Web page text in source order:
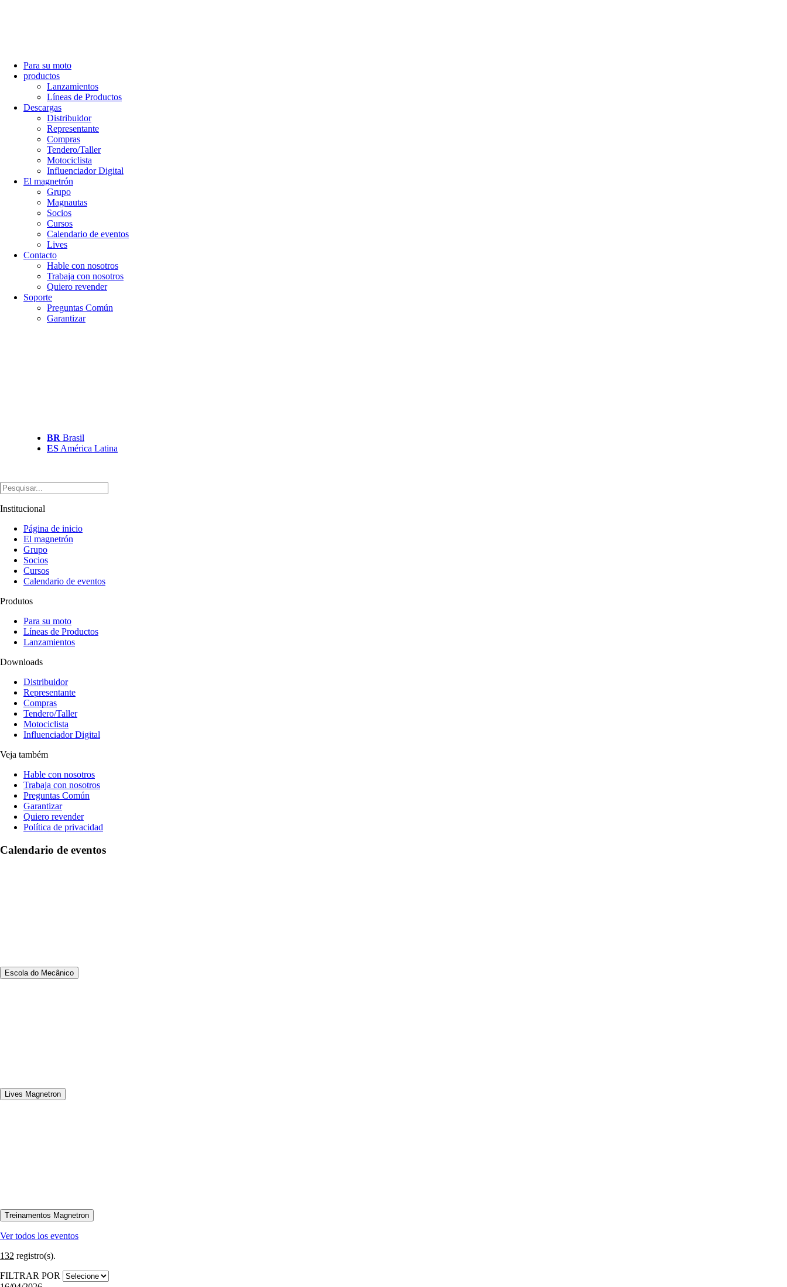
Para su moto
productos
Lanzamientos
Líneas de Productos
Descargas
Distribuidor
Representante
Compras
Tendero/Taller
Motociclista
Influenciador Digital
El magnetrón
Grupo
Magnautas
Socios
Cursos
Calendario de eventos
Lives
Contacto
Hable con nosotros
Trabaja con nosotros
Quiero revender
Soporte
Preguntas Común
Garantizar
BR Brasil
ES América Latina
Institucional
Página de inicio
El magnetrón
Grupo
Socios
Cursos
Calendario de eventos
Produtos
Para su moto
Líneas de Productos
Lanzamientos
Downloads
Distribuidor
Representante
Compras
Tendero/Taller
Motociclista
Influenciador Digital
Veja também
Hable con nosotros
Trabaja con nosotros
Preguntas Común
Garantizar
Quiero revender
Política de privacidad
Calendario de eventos
Ver todos los eventos
132 registro(s).
FILTRAR POR